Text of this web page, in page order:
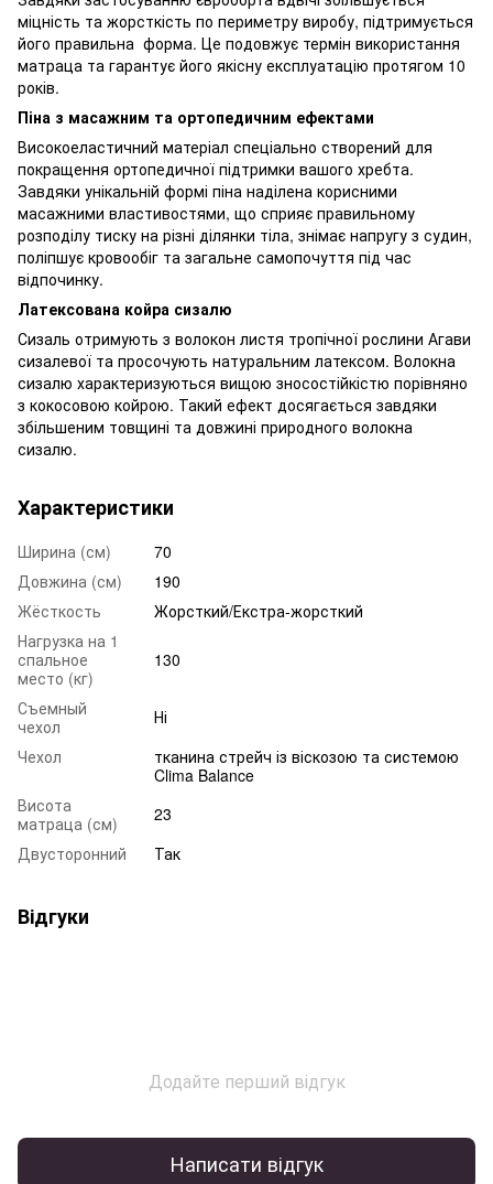
міцність та жорсткість по периметру виробу, підтримується
його правильна форма. Це подовжує термін використання
матраца та гарантує його якісну експлуатацію протягом 10
років.
Піна з масажним та ортопедичним ефектами
Високоеластичний матеріал спеціально створений для
покращення ортопедичної підтримки вашого хребта.
Завдяки унікальній формі піна наділена корисними
масажними властивостями, що сприяє правильному
розподілу тиску на різні ділянки тіла, знімає напругу з судин,
поліпшує кровообіг та загальне самопочуття під час
відпочинку.
Латексована койра сизалю
Сизаль отримують з волокон листя тропічної рослини Агави
сизалевої та просочують натуральним латексом. Волокна
сизалю характеризуються вищою зносостійкістю порівняно
з кокосовою койрою. Такий ефект досягається завдяки
збільшеним товщині та довжині природного волокна
сизалю.
Характеристики
Ширина (см)
70
Довжина (см)
190
Жёсткость
Жорсткий/Екстра-жорсткий
Нагрузка на 1
спальное
место (кг)
130
Съемный
чехол
Ні
Чехол
тканина стрейч із віскозою та системою
Clima Balance
Висота
матраца (см)
23
Двусторонний
Так
Відгуки
Додайте перший відгук
Написати відгук